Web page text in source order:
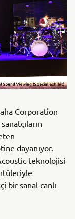
Corporation
dayanıyor.
teknolojisi
bir sanal canlı